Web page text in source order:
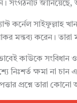
সংগঠনটি জানিয়েছে,
কর্নেল সাইফুল্লাহ
মন্তব্য করেন। তারা
সংবিধান ও
নিঃশর্ত ক্ষমা না
প্রশ্নে তারা